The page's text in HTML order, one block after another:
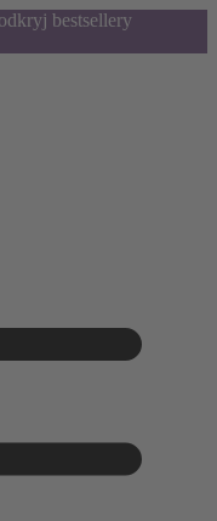
bestsellery